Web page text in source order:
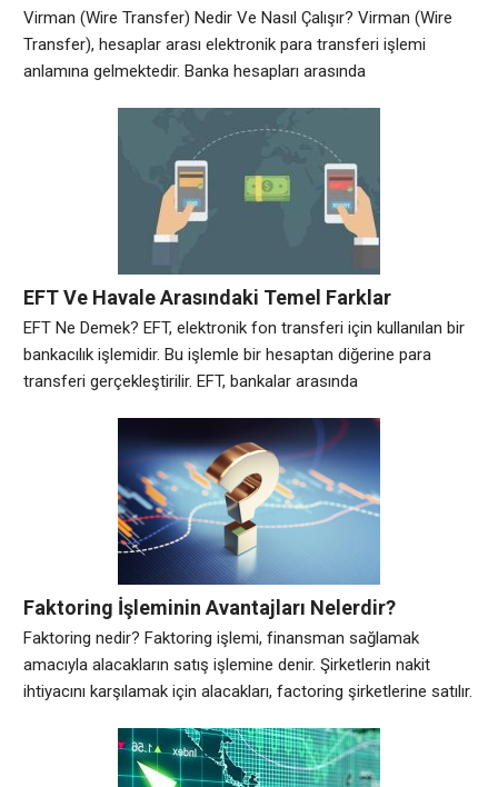
Virman (Wire Transfer) Nedir Ve Nasıl Çalışır? Virman (Wire
Transfer), hesaplar arası elektronik para transferi işlemi
anlamına gelmektedir. Banka hesapları arasında
yöntemdir. Genellikle havale işleminden daha maliyetli bir işlem
olmakla birlikte, işlem süresi daha kısadır ve yurtdışı
transferlerde tercih edilen bir yöntemdir. Ancak virman işlemi
yaparken dikkat edilmesi gereken
EFT Ve Havale Arasındaki Temel Farklar
EFT Ne Demek? EFT, elektronik fon transferi için kullanılan bir
bankacılık işlemidir. Bu işlemle bir hesaptan diğerine para
transferi gerçekleştirilir. EFT, bankalar arasında
ihtiyaç duyulur. Havale ile Arasındaki Fark EFT ve havale
işlemleri benzer görünebilir, ancak aralarında temel farklılıklar
vardır. Havale işlemi de bir bankadan diğerine
Faktoring İşleminin Avantajları Nelerdir?
Faktoring nedir? Faktoring işlemi, finansman sağlamak
amacıyla alacakların satış işlemine denir. Şirketlerin nakit
ihtiyacını karşılamak için alacakları, factoring şirketlerine satılır.
genellikle B2B şirketler arasında yapılmaktadır. Faktoring
işleminin temel unsurları nedir? Factoring işlemi üç temel